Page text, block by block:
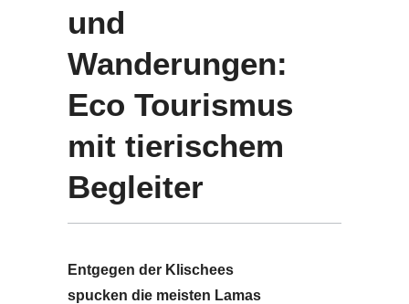
und
Wanderungen:
Eco Tourismus
mit tierischem
Begleiter
Entgegen der Klischees
spucken die meisten Lamas